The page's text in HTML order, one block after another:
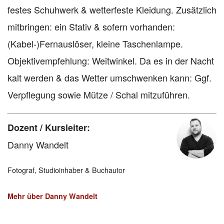
festes Schuhwerk & wetterfeste Kleidung. Zusätzlich
mitbringen: ein Stativ & sofern vorhanden:
(Kabel-)Fernauslöser, kleine Taschenlampe.
Objektivempfehlung: Weitwinkel. Da es in der Nacht
kalt werden & das Wetter umschwenken kann: Ggf.
Verpflegung sowie Mütze / Schal mitzuführen.
Dozent / Kursleiter:
Danny Wandelt
Fotograf, Studioinhaber & Buchautor
Mehr über Danny Wandelt